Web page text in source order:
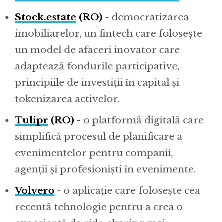
Stock.estate (RO) - democratizarea
imobiliarelor, un fintech care folosește
un model de afaceri inovator care
adaptează fondurile participative,
principiile de investiții în capital și
tokenizarea activelor.
Tulipr (RO) - o platformă digitală care
simplifică procesul de planificare a
evenimentelor pentru companii,
agenții și profesioniști în evenimente.
Volvero - o aplicație care folosește cea
recentă tehnologie pentru a crea o